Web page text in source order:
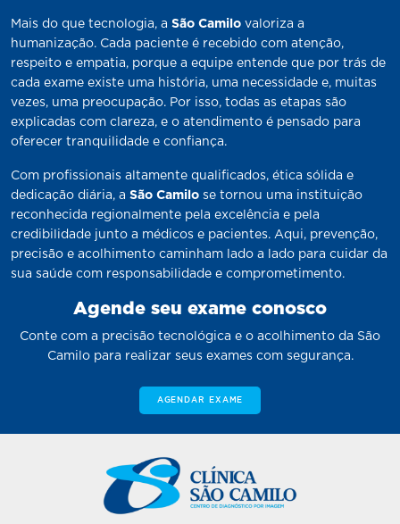
Mais do que tecnologia, a São Camilo valoriza a
humanização. Cada paciente é recebido com atenção,
respeito e empatia, porque a equipe entende que por trás de
cada exame existe uma história, uma necessidade e, muitas
vezes, uma preocupação. Por isso, todas as etapas são
explicadas com clareza, e o atendimento é pensado para
oferecer tranquilidade e confiança.
Com profissionais altamente qualificados, ética sólida e
dedicação diária, a São Camilo se tornou uma instituição
reconhecida regionalmente pela excelência e pela
credibilidade junto a médicos e pacientes. Aqui, prevenção,
precisão e acolhimento caminham lado a lado para cuidar da
sua saúde com responsabilidade e comprometimento.
Agende seu exame conosco
Conte com a precisão tecnológica e o acolhimento da São
Camilo para realizar seus exames com segurança.
AGENDAR EXAME